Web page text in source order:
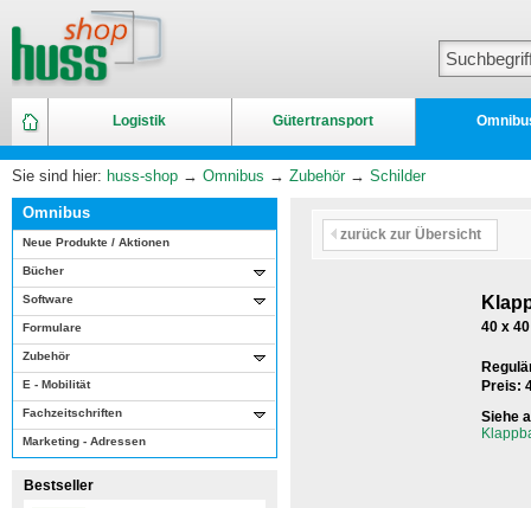
Logistik Gütertransport
Sie sind hier: huss-shop → Omnibus → Zubehör→ Schilder
Omnibus
Neue Produkte / Aktionen
Bücher
Software
Formulare
Zubehör
E - Mobilität
Fachzeitschriften
Marketing - Adressen
Bestseller
zurück zur Übersicht
40 x
Preis:
Siehe